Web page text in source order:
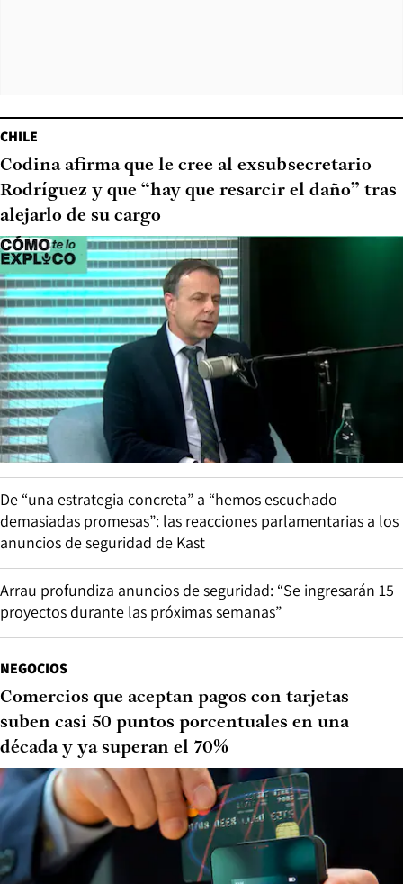
CHILE
Codina afirma que le cree al exsubsecretario
Rodríguez y que “hay que resarcir el daño” tras
alejarlo de su cargo
De “una estrategia concreta” a “hemos escuchado
demasiadas promesas”: las reacciones parlamentarias a los
anuncios de seguridad de Kast
Arrau profundiza anuncios de seguridad: “Se ingresarán 15
proyectos durante las próximas semanas”
NEGOCIOS
Comercios que aceptan pagos con tarjetas
suben casi 50 puntos porcentuales en una
década y ya superan el 70%